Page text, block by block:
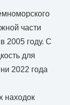
части
2005 году. С
для
2022 года
находок